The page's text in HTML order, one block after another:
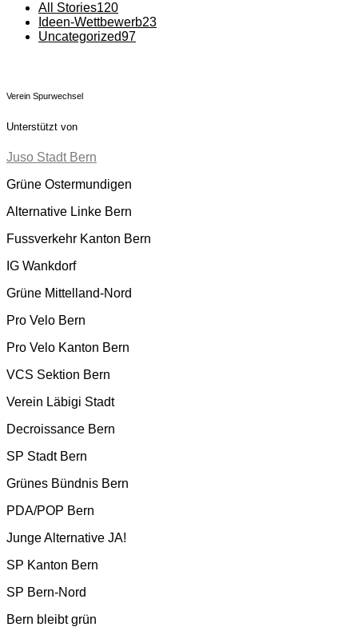
All Stories120
Ideen-Wettbewerb23
Uncategorized97
Verein Spurwechsel
Unterstützt von
Juso Stadt Bern
Grüne Ostermundigen
Alternative Linke Bern
Fussverkehr Kanton Bern
IG Wankdorf
Grüne Mittelland-Nord
Pro Velo Bern
Pro Velo Kanton Bern
VCS Sektion Bern
Verein Läbigi Stadt
Decroissance Bern
SP Stadt Bern
Grünes Bündnis Bern
PDA/POP Bern
Junge Alternative JA!
SP Kanton Bern
SP Bern-Nord
Bern bleibt grün